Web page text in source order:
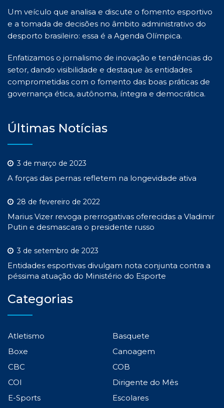
Um veículo que analisa e discute o fomento esportivo
e a tomada de decisões no âmbito administrativo do
desporto brasileiro: essa é a Agenda Olímpica.
Enfatizamos o jornalismo de inovação e tendências do
setor, dando visibilidade e destaque às entidades
comprometidas com o fomento das boas práticas de
governança ética, autônoma, íntegra e democrática.
Últimas Notícias
3 de março de 2023
A forças das pernas refletem na longevidade ativa
28 de fevereiro de 2022
Marius Vizer revoga prerrogativas oferecidas a Vladimir
Putin e desmascara o presidente russo
3 de setembro de 2023
Entidades esportivas divulgam nota conjunta contra a
péssima atuação do Ministério do Esporte
Categorias
Atletismo
Basquete
Boxe
Canoagem
CBC
COB
COI
Dirigente do Mês
E-Sports
Escolares